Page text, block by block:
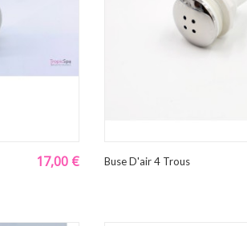
17,00 € Buse D'air 4 Trous